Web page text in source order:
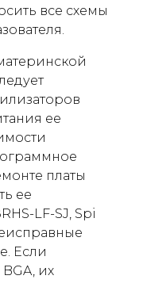
все схемы
ее
платы
ее
LF-SJ, Spi
Если
их